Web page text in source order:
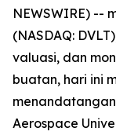
NEWSWIRE) --
(NASDAQ:
valuasi, dan
buatan, hari ini
Aerospace